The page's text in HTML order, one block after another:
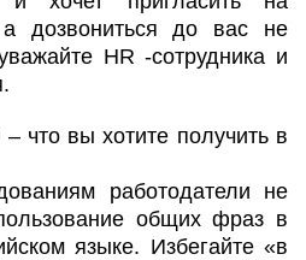
а дозвониться до вас не
HR -сотрудника и
– что вы хотите получить в
работодатели не
общих фраз в
языке. Избегайте «в